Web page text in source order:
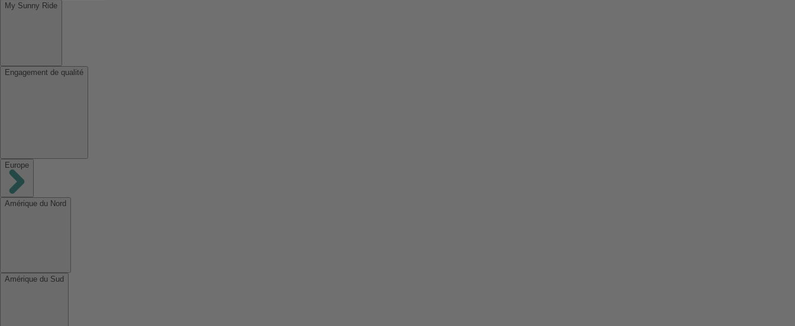
My Sunny Ride
Engagement de qualité
Europe
Amérique du Nord
Amérique du Sud